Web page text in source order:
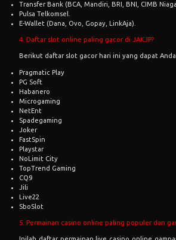
Transfer Bank (BCA, Mandiri, BRI, BNI, CIMB
Pulsa Telkomsel.
E-Wallet (Dana, Ovo, Gopay, LinkAja).
4. Daftar slot online paling gacor di JAKJP?
Berikut daftar slot gacor hari ini yang dapat Anda
Pragmatic Play
PG Soft
Habanero
Microgaming
NetEnt
Spadegaming
Joker
FastSpin
Playstar
NoLimit City
TopTrend Gaming
CQ9
Jili
Live22
SboSlot
5. Permainan casino online paling populer dan